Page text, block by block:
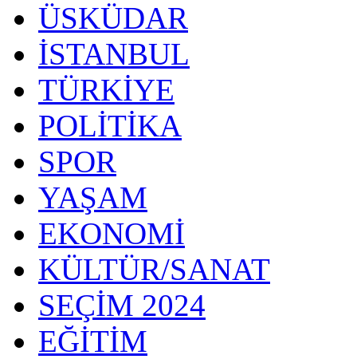
ÜSKÜDAR
İSTANBUL
TÜRKİYE
POLİTİKA
SPOR
YAŞAM
EKONOMİ
KÜLTÜR/SANAT
SEÇİM 2024
EĞİTİM